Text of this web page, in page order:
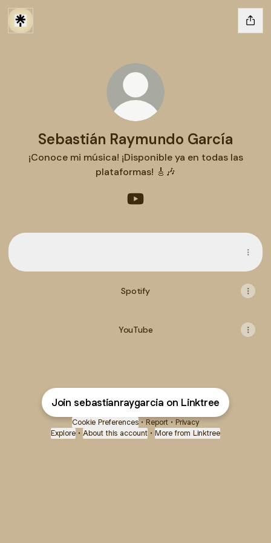
Sebastián Raymundo García
¡Conoce mi música! ¡Disponible ya en todas las
plataformas! 🎸🎶
¡Escucha mi nuevo album!
Spotify
YouTube
Join sebastianraygarcia on Linktree
Cookie Preferences • Report • Privacy
Explore • About this account • More from Linktree